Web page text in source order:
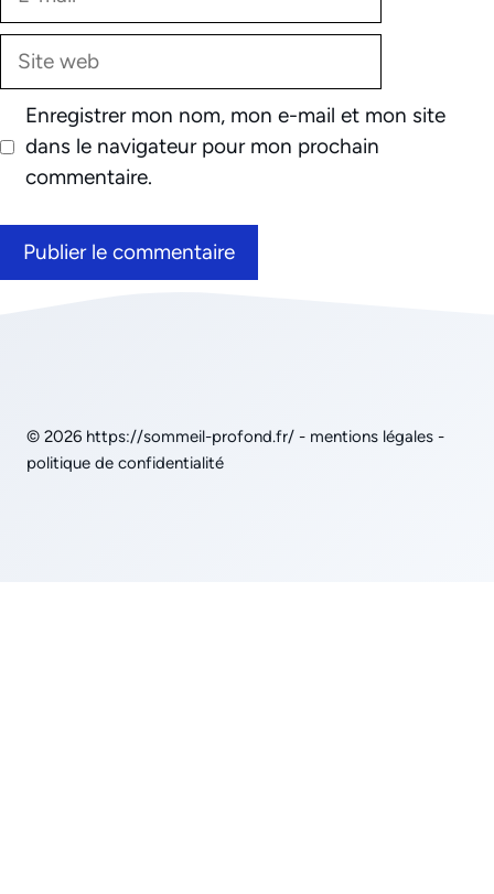
Site
Enregistrer mon nom, mon e-mail et mon site
dans le navigateur pour mon prochain
commentaire.
© 2026 https://sommeil-profond.fr/ - mentions légales -
politique de confidentialité